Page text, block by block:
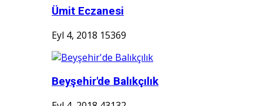
Ümit Eczanesi
Eyl 4, 2018 15369
Beyşehir'de Balıkçılık